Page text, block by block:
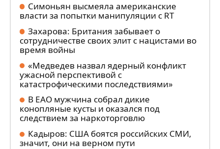
Симоньян высмеяла американские
власти за попытки манипуляции с RT
Захарова: Британия забывает о
сотрудничестве своих элит с нацистами во
время войны
«Медведев назвал ядерный конфликт
ужасной перспективой с
катастрофическими последствиями»
В ЕАО мужчина собрал дикие
конопляные кусты и оказался под
следствием за наркоторговлю
Кадыров: США боятся российских СМИ,
значит, они на верном пути